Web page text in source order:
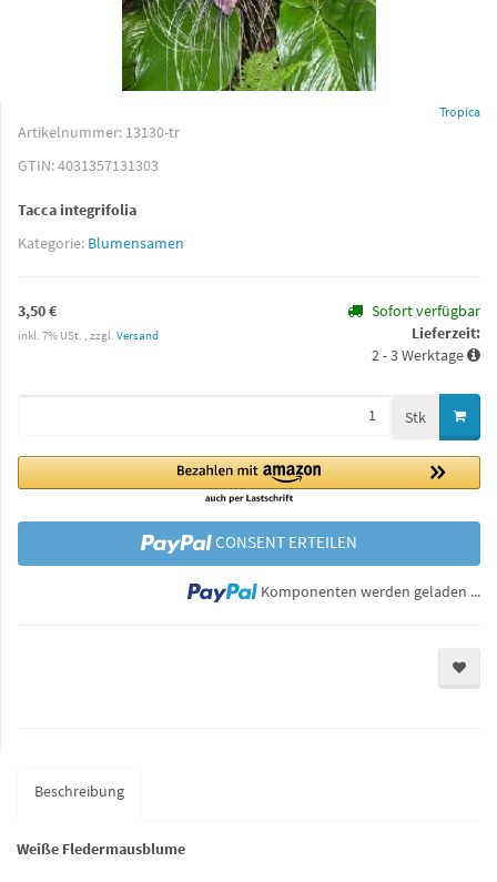
Tropica
Artikelnummer: 13130-tr
GTIN:4031357131303
Tacca integrifolia
Kategorie: Blumensamen
3,50 €
inkl. 7% USt. , zzgl. Versand
Sofort verfügbar
Lieferzeit:
2 - 3 Werktage
Stk
CONSENT ERTEILEN
Komponenten werden geladen ...
Beschreibung
Weiße Fledermausblume